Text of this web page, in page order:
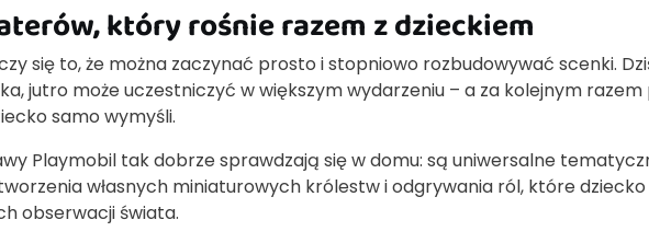
który rośnie razem z dzieckiem
się to, że można zaczynać prosto i stopniowo rozbudowywać scenki.
jutro może uczestniczyć w większym wydarzeniu – a za kolejnym razem
samo wymyśli.
Playmobil tak dobrze sprawdzają się w domu: są uniwersalne
własnych miniaturowych królestw i odgrywania ról, które dziecko
obserwacji świata.